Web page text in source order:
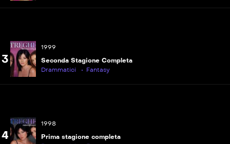
S01E16
Triplo incantesimo
S01E18
Il demone buono
3
1999
Seconda Stagione Completa
Drammatici
Fantasy
4
1998
Prima stagione completa